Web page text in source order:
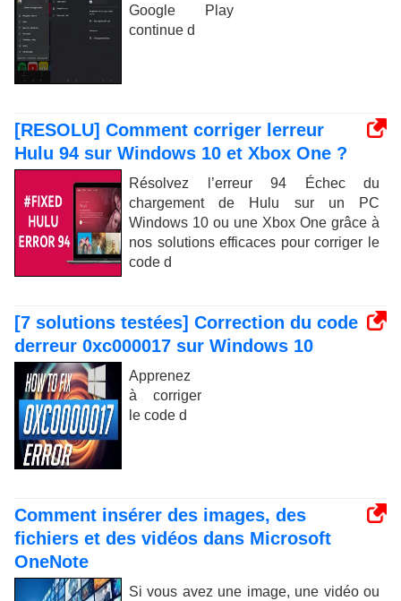
Google Play
continue d
[RESOLU] Comment corriger lerreur
Hulu 94 sur Windows 10 et Xbox One ?
Résolvez l’erreur 94 Échec du
chargement de Hulu sur un PC
Windows 10 ou une Xbox One grâce à
nos solutions efficaces pour corriger le
code d
[7 solutions testées] Correction du code
derreur 0xc000017 sur Windows 10
Apprenez
à corriger
le code d
Comment insérer des images, des
fichiers et des vidéos dans Microsoft
OneNote
Si vous avez une image, une vidéo ou